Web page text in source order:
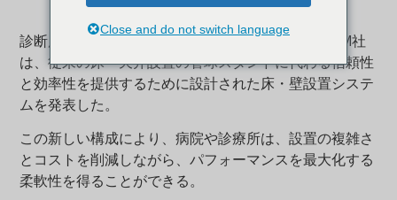
診断用X線システムの世界的リーダーであるDRGEM社
は、従来の床・天井設置の管球スタンドに代わる信頼性
と効率性を提供するために設計された床・壁設置システ
ムを発表した。
この新しい構成により、病院や診療所は、設置の複雑さ
とコストを削減しながら、パフォーマンスを最大化する
柔軟性を得ることができる。
Close and do not switch language